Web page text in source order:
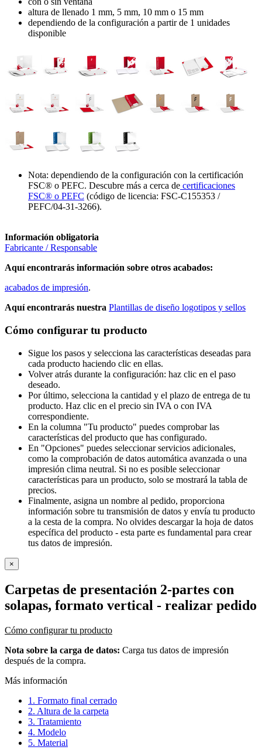
altura de llenado 1 mm, 5 mm, 10 mm o 15 mm
dependiendo de la configuración a partir de 1 unidades
disponible
Nota: dependiendo de la configuración con la certificación
FSC® o PEFC. Descubre más a cerca de certificaciones
FSC® o PEFC (código de licencia: FSC-C155353 /
PEFC/04-31-3266).
Información obligatoria
Fabricante / Responsable
Aquí encontrarás información sobre otros acabados:
acabados de impresión.
Aquí encontrarás nuestra Plantillas de diseño logotipos y sellos
Cómo configurar tu producto
Sigue los pasos y selecciona las características deseadas para
cada producto haciendo clic en ellas.
Volver atrás durante la configuración: haz clic en el paso
deseado.
Por último, selecciona la cantidad y el plazo de entrega de tu
producto. Haz clic en el precio sin IVA o con IVA
correspondiente.
En la columna "Tu producto" puedes comprobar las
características del producto que has configurado.
En "Opciones" puedes seleccionar servicios adicionales,
como la comprobación de datos automática avanzada o una
impresión clima neutral. Si no es posible seleccionar
características para un producto, solo se mostrará la tabla de
precios.
Finalmente, asigna un nombre al pedido, proporciona
información sobre tu transmisión de datos y envía tu producto
a la cesta de la compra. No olvides descargar la hoja de datos
específica del producto - esta parte es fundamental para crear
tus datos de impresión.
×
Carpetas de presentación 2-partes con
solapas, formato vertical - realizar pedido
Cómo configurar tu producto
Nota sobre la carga de datos: Carga tus datos de impresión
después de la compra.
Más información
1. Formato final cerrado
2. Altura de la carpeta
3. Tratamiento
4. Modelo
5. Material